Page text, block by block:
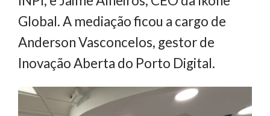
Global. A mediação ficou a cargo de
Anderson Vasconcelos, gestor de
Inovação Aberta do Porto Digital.